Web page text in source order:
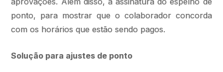
ponto, para mostrar que o colaborador concorda
com os horários que estão sendo pagos.
Solução para ajustes de ponto